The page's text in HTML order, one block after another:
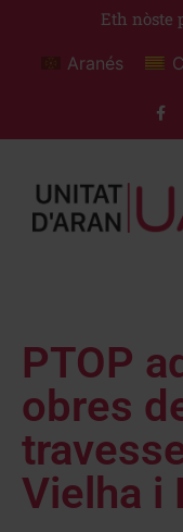
Eth nòste
Aranés
PTOP
obres
Vielha i